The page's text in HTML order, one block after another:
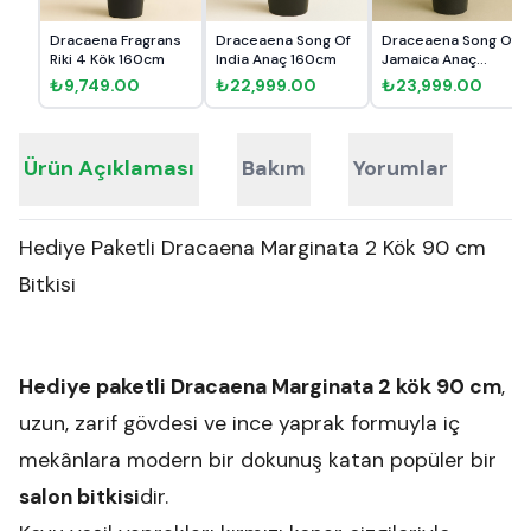
Dracaena Fragrans
Riki 4 Kök 160cm
₺9,749.00
Draceaena Song Of
India Anaç 160cm
₺22,999.00
Draceaena Song Of
Jamaica Anaç
160cm
₺23,999.00
Ürün Açıklaması Bakım Yorumlar
Hediye Paketli Dracaena Marginata 2 Kök 90 cm
Bitkisi
Hediye paketli Dracaena Marginata 2 kök 90 cm,
uzun, zarif gövdesi ve ince yaprak formuyla iç
mekânlara modern bir dokunuş katan popüler bir
salon bitkisidir.